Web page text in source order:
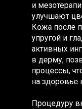
и
улучшают
Кожа после
упругой и
активных
в дерму,
процессы,
на здоровье
Процедуру